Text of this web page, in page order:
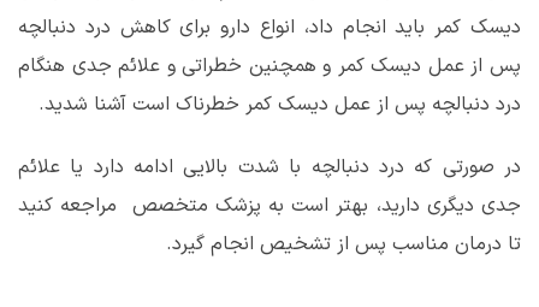
دیسک کمر باید انجام داد، انواع دارو برای کاهش درد دنبالچه
پس از عمل دیسک کمر و همچنین خطراتی و علائم جدی هنگام
درد دنبالچه پس از عمل دیسک کمر خطرناک است آشنا شدید.
در صورتی که درد دنبالچه با شدت بالایی ادامه دارد یا علائم
جدی دیگری دارید، بهتر است به پزشک متخصص مراجعه کنید
تا درمان مناسب پس از تشخیص انجام گیرد.